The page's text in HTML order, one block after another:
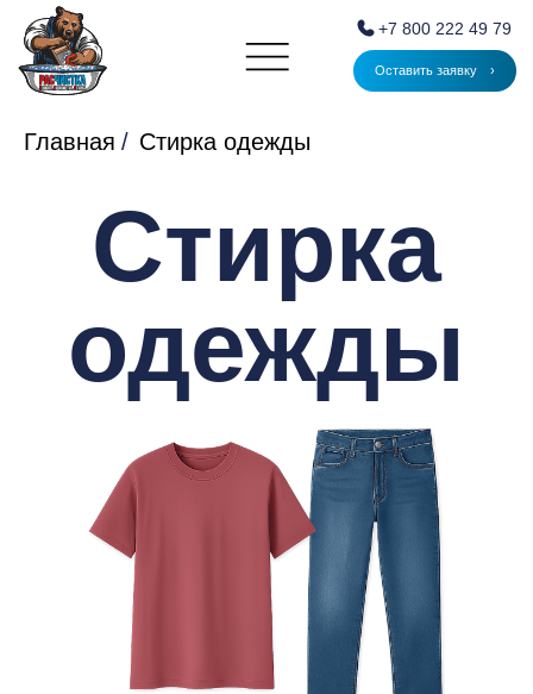
+7 800 222 49 79
Главная / Стирка одежды
Стирка
одежды